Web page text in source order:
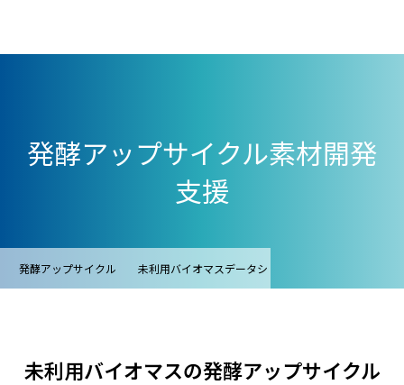
発酵アップサイクル素材開発
支援
発酵アップサイクル 未利用バイオマスデータシ
未利用バイオマスの発酵アップサイクル